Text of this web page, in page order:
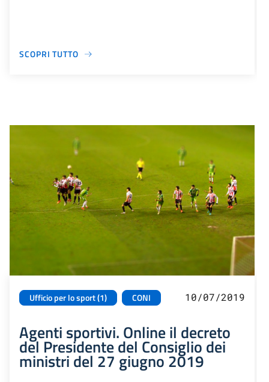
SCOPRI TUTTO
Ufficio per lo sport (1) CONI 10/07/2019
Agenti sportivi. Online il decreto
del Presidente del Consiglio dei
ministri del 27 giugno 2019